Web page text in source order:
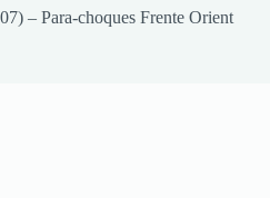
– Para-choques Frente Orient